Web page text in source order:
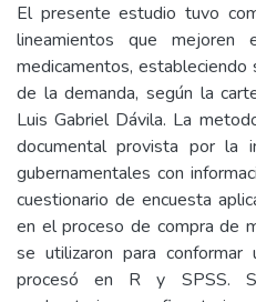
El presente estudio tuvo
lineamientos que
medicamentos, estableciendo
de la demanda, según la
Luis Gabriel Dávila. La
documental provista por la
gubernamentales con
cuestionario de encuesta
en el proceso de compra de
se utilizaron para
procesó en R y SPSS.